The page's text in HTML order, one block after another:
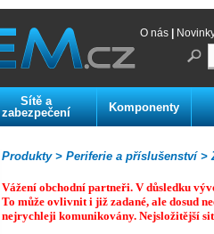
O nás
Sítě a
zabezpečení
Komponenty
Periferie a příslušenství >
Produkty >
Vážení obchodní partneři. V důsledku
To může ovlivnit i již zadané, ale dosud
nejrychleji komunikovány. Nejsložitější